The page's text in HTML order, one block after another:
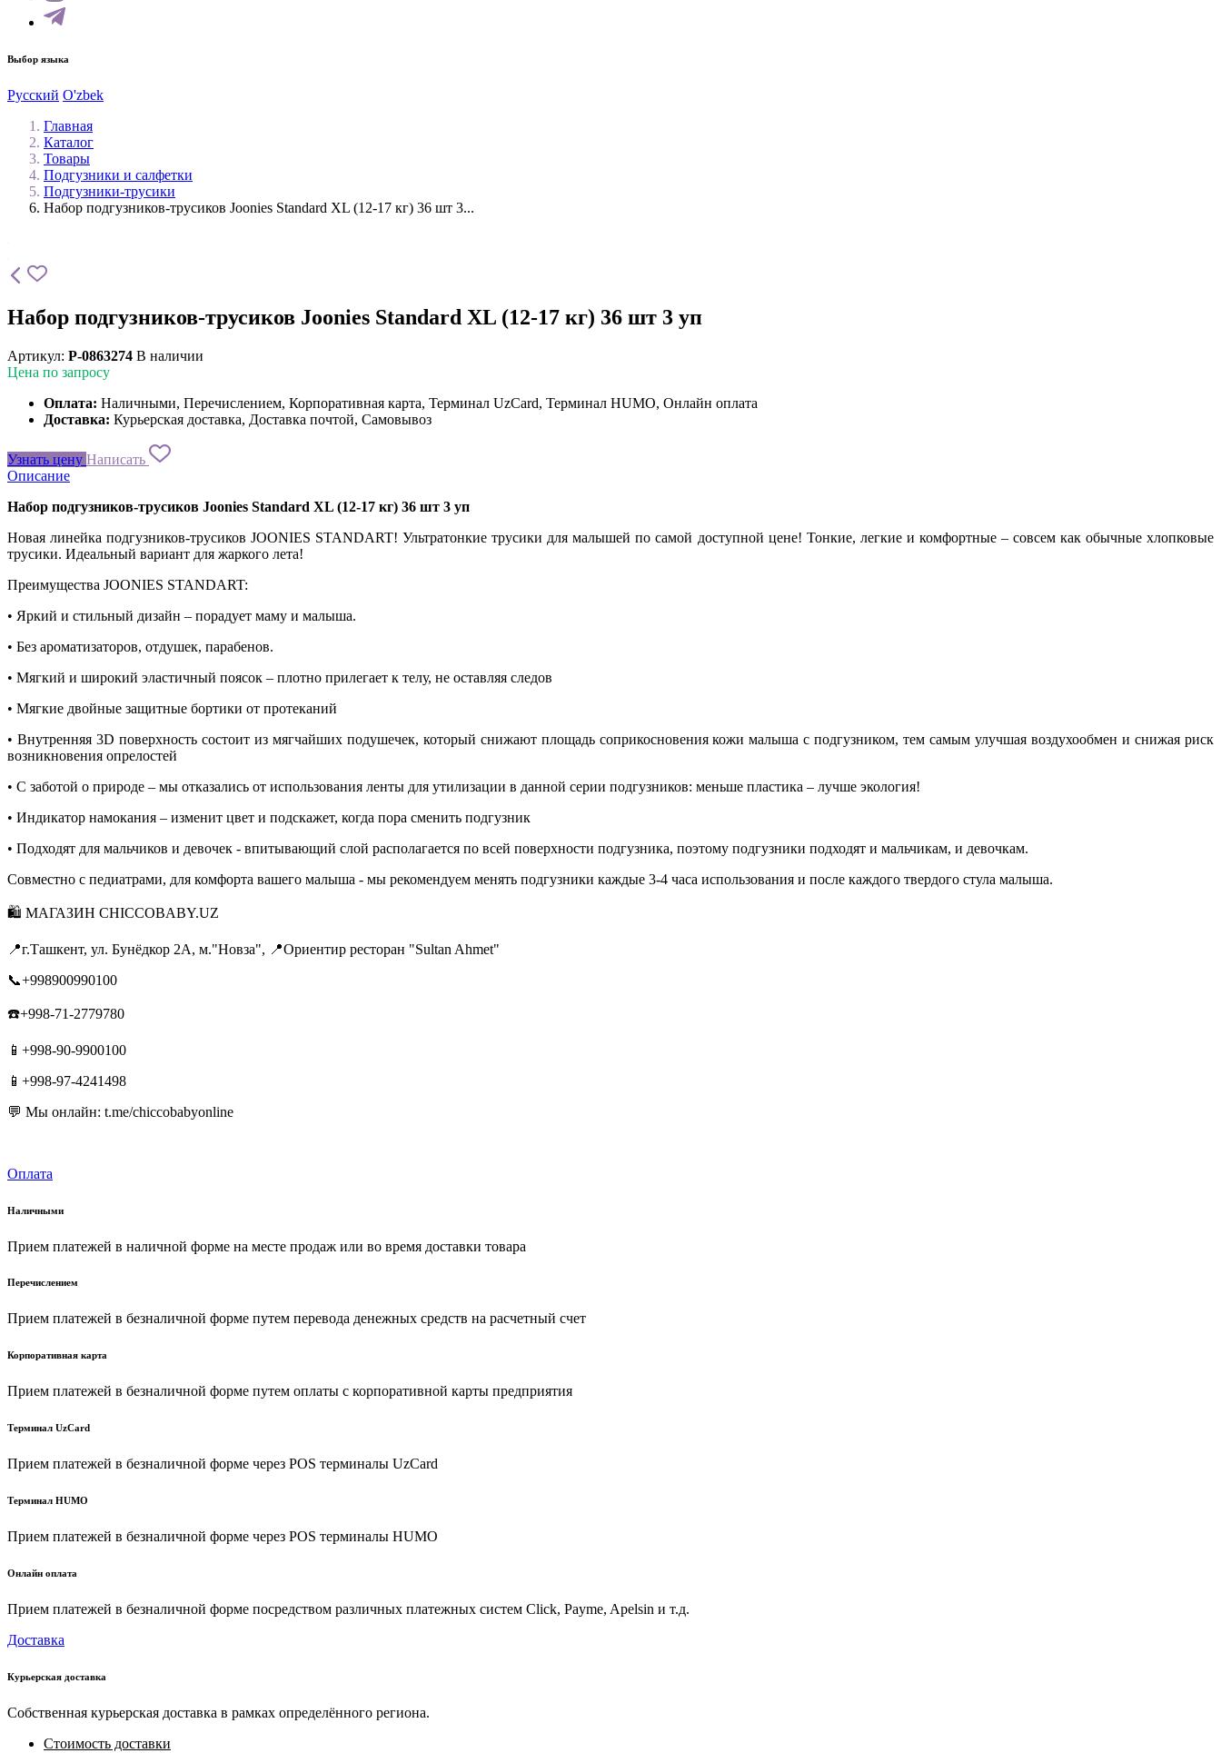
Выбор языка
Русский O'zbek
Главная
Каталог
Товары
Подгузники и салфетки
Подгузники-трусики
Набор подгузников-трусиков Joonies Standard XL (12-17 кг) 36 шт 3...
Набор подгузников-трусиков Joonies Standard XL (12-17 кг) 36 шт 3 уп
Артикул: P-0863274 В наличии
Цена по запросу
Оплата: Наличными, Перечислением, Корпоративная карта, Терминал UzCard, Терминал HUMO, Онлайн оплата
Доставка: Курьерская доставка, Доставка почтой, Самовывоз
Узнать цену Написать
Описание
Набор подгузников-трусиков Joonies Standard XL (12-17 кг) 36 шт 3 уп
Новая линейка подгузников-трусиков JOONIES STANDART! Ультратонкие трусики для малышей по самой доступной цене! Тонкие, легкие и комфортные – совсем как обычные хлопковые
трусики. Идеальный вариант для жаркого лета!
Преимущества JOONIES STANDART:
• Яркий и стильный дизайн – порадует маму и малыша.
• Без ароматизаторов, отдушек, парабенов.
• Мягкий и широкий эластичный поясок – плотно прилегает к телу, не оставляя следов
• Мягкие двойные защитные бортики от протеканий
• Внутренняя 3D поверхность состоит из мягчайших подушечек, который снижают площадь соприкосновения кожи малыша с подгузником, тем самым улучшая воздухообмен и снижая риск
возникновения опрелостей
• С заботой о природе – мы отказались от использования ленты для утилизации в данной серии подгузников: меньше пластика – лучше экология!
• Индикатор намокания – изменит цвет и подскажет, когда пора сменить подгузник
• Подходят для мальчиков и девочек - впитывающий слой располагается по всей поверхности подгузника, поэтому подгузники подходят и мальчикам, и девочкам.
Совместно с педиатрами, для комфорта вашего малыша - мы рекомендуем менять подгузники каждые 3-4 часа использования и после каждого твердого стула малыша.
🛍 МАГАЗИН CHICCOBABY.UZ
📍г.Ташкент, ул. Бунёдкор 2А, м."Новза", 📍Ориентир ресторан "Sultan Ahmet"
📞+998900990100
☎️+998-71-2779780
📱+998-90-9900100
📱+998-97-4241498
💬 Мы онлайн: t.me/chiccobabyonline
Оплата
Наличными
Прием платежей в наличной форме на месте продаж или во время доставки товара
Перечислением
Прием платежей в безналичной форме путем перевода денежных средств на расчетный счет
Корпоративная карта
Прием платежей в безналичной форме путем оплаты с корпоративной карты предприятия
Терминал UzCard
Прием платежей в безналичной форме через POS терминалы UzCard
Терминал HUMO
Прием платежей в безналичной форме через POS терминалы HUMO
Онлайн оплата
Прием платежей в безналичной форме посредством различных платежных систем Click, Payme, Apelsin и т.д.
Доставка
Курьерская доставка
Собственная курьерская доставка в рамках определённого региона.
Стоимость доставки